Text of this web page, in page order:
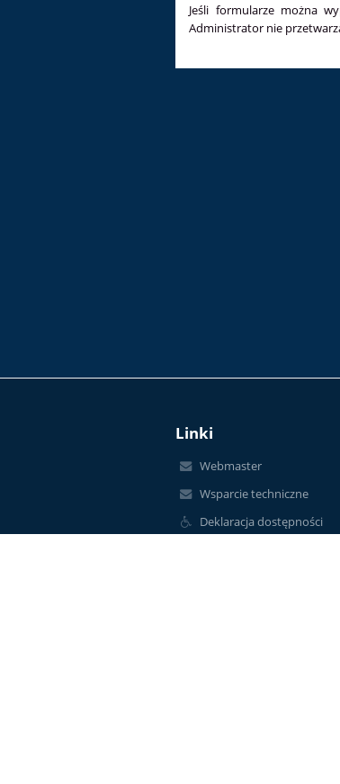
Jeśli formularze można
Administrator nie
Linki
Webmaster
Wsparcie techniczne
Deklaracja dostępności